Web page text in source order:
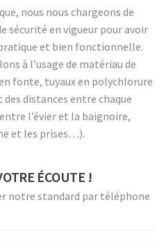
nous nous chargeons de
sécurité en vigueur pour avoir
et bien fonctionnelle.
à l’usage de matériau de
fonte, tuyaux en polychlorure
distances entre chaque
l’évier et la baignoire,
et les prises…).
ÉCOUTE !
notre standard par téléphone